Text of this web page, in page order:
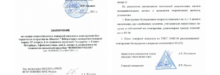
ЛЕННИИПРОЕКТ
Проектный институт по жилищно‐гражданскому
строительству